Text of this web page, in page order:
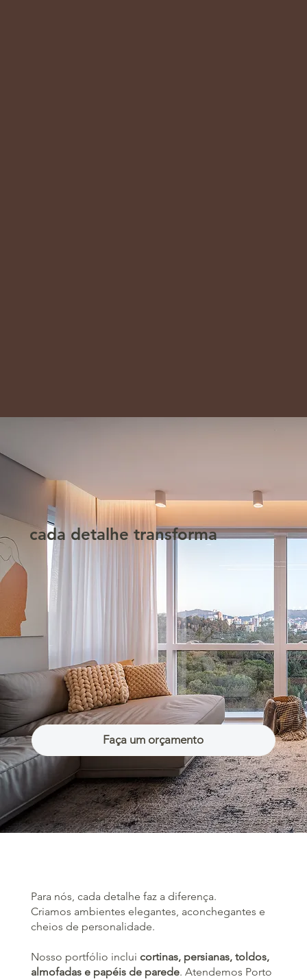
cada detalhe transforma
Faça um orçamento
Para nós, cada detalhe faz a diferença.
Criamos ambientes elegantes, aconchegantes e
cheios de personalidade.
Nosso portfólio inclui cortinas, persianas, toldos,
almofadas e papéis de parede. Atendemos Porto